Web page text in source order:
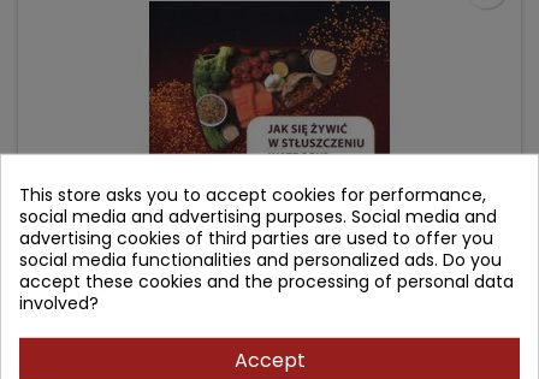
JAK SIĘ ŻYWIĆ W STŁUSZCZENIU WĄTROBY?
Author: Ewa Stachowska
This store asks you to accept cookies for performance,
social media and advertising purposes. Social media and
advertising cookies of third parties are used to offer you
social media functionalities and personalized ads. Do you
accept these cookies and the processing of personal data
involved?
Accept